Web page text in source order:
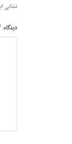
نشانی
دیدگاه